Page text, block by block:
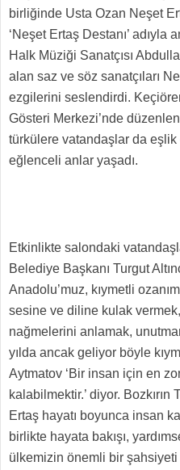
birliğinde Usta Ozan Neşet
‘Neşet Ertaş Destanı’
Halk Müziği Sanatçısı
alan saz ve söz sanatçıları
ezgilerini seslendirdi.
Gösteri Merkezi’nde
türkülere vatandaşlar da
eğlenceli anlar yaşadı.
Etkinlikte salondaki
Belediye Başkanı Turgut
Anadolu’muz, kıymetli
sesine ve diline kulak vermek,
nağmelerini anlamak,
yılda ancak geliyor böyle
Aytmatov ‘Bir insan için en
kalabilmektir.’ diyor.
Ertaş hayatı boyunca insan
birlikte hayata bakışı,
ülkemizin önemli bir